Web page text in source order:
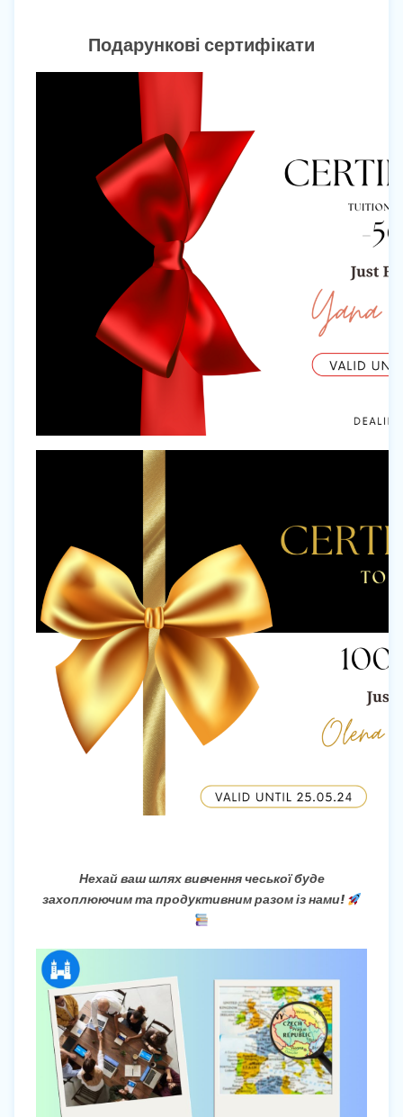
Подарункові сертифікати
Нехай ваш шлях вивчення чеської буде
захоплюючим та продуктивним разом із нами!